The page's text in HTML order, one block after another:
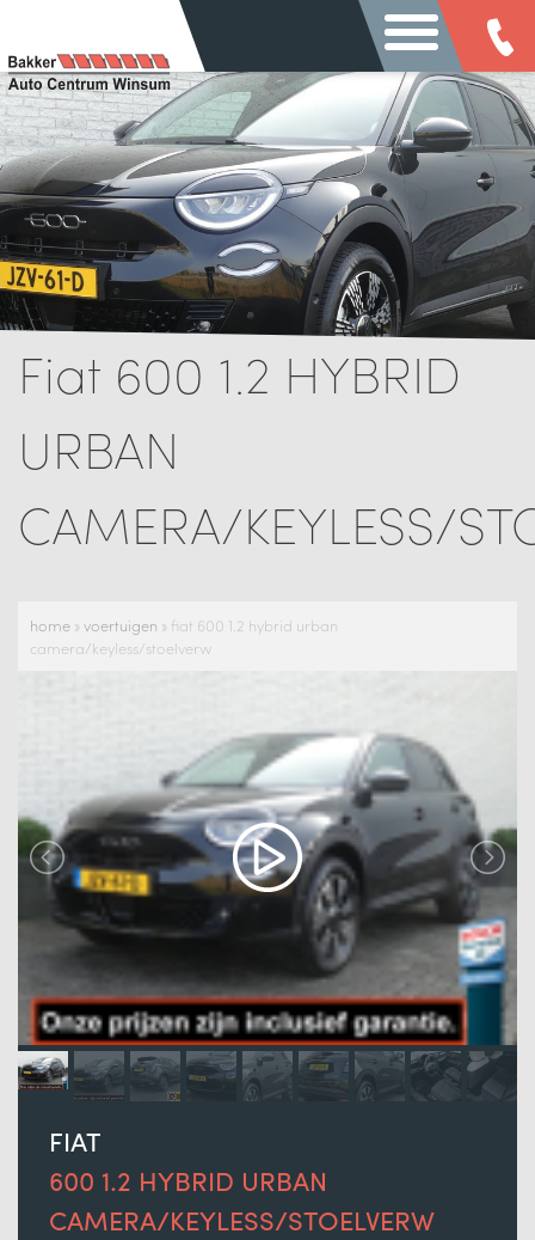
Fiat 600 1.2 HYBRID
URBAN
CAMERA/KEYLESS/
home » voertuigen » fiat 600 1.2 hybrid urban
camera/keyless/stoelverw
FIAT
600 1.2 HYBRID URBAN
CAMERA/KEYLESS/STOELVERW